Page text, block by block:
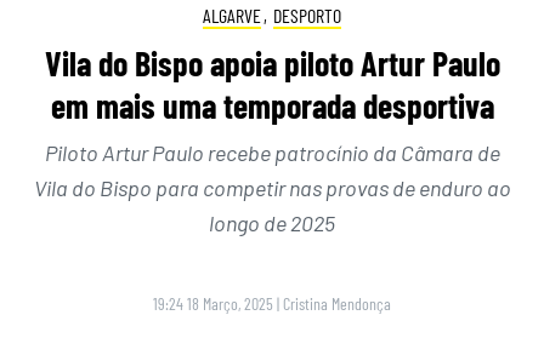
ALGARVE, DESPORTO
Vila do Bispo apoia piloto Artur Paulo
em mais uma temporada desportiva
Piloto Artur Paulo recebe patrocínio da Câmara de
Vila do Bispo para competir nas provas de enduro ao
longo de 2025
19:24 18 Março, 2025 | Cristina Mendonça